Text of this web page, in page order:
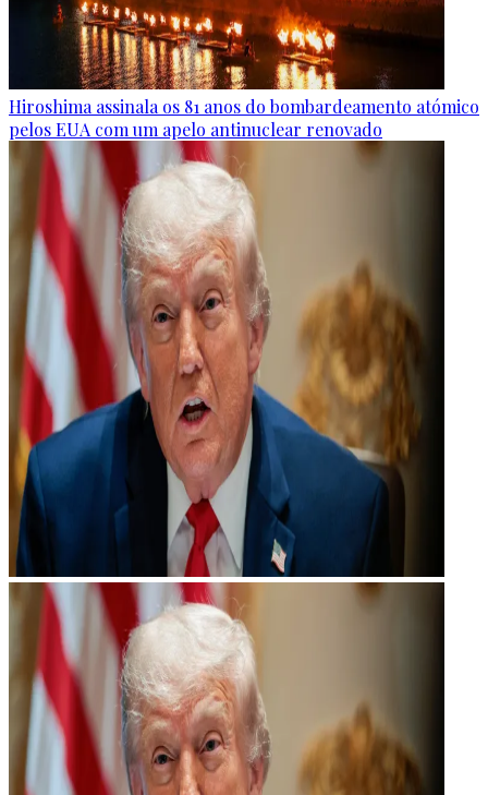
Hiroshima assinala os 81 anos do bombardeamento atómico
pelos EUA com um apelo antinuclear renovado